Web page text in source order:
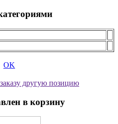
OK
другую позицию
в корзину